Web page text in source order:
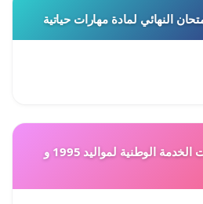
النهائي لمادة مهارات حياتية
استصدار إعفاء من إلتزامات الخدمة الوطنية لمواليد 1995 و